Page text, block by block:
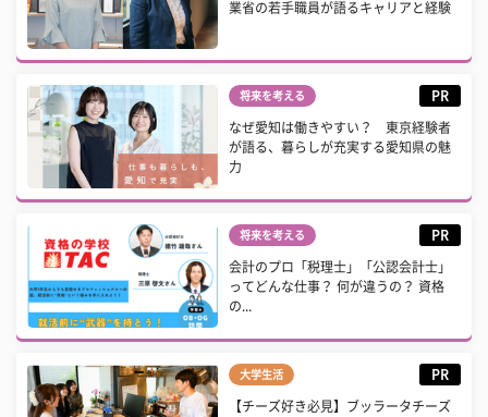
業省の若手職員が語るキャリアと経験
将来を考える PR
なぜ愛知は働きやすい？ 東京経験者
が語る、暮らしが充実する愛知県の魅
力
将来を考える PR
会計のプロ「税理士」「公認会計士」
ってどんな仕事？ 何が違うの？ 資格
の...
大学生活 PR
【チーズ好き必見】ブッラータチーズ